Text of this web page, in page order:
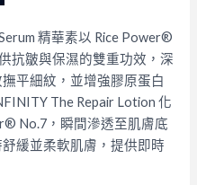
精華素以 Rice Power®️
抗皺與保濕的雙重功效，深
平細紋，並增強膠原蛋白
The Repair Lotion 化
No.7，瞬間滲透至肌膚底
緩並柔軟肌膚，提供即時